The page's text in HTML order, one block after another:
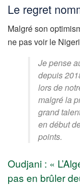
Le regret
Malgré son
ne pas voir le
Je pense
depuis
lors de
malgré la
grand
en début
points.
Oudjani : «
pas en brûler